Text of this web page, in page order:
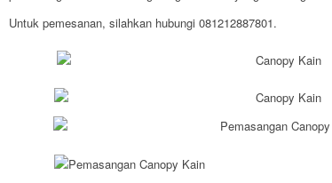
Untuk pemesanan, silahkan hubungi 081212887801.